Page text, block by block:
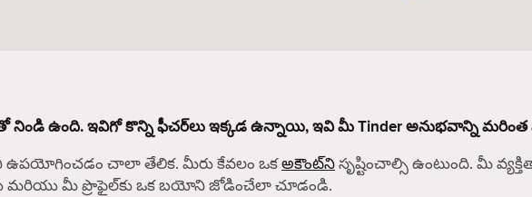
నిండి ఉంది. ఇవిగో కొన్ని ఫీచర్‌లు ఇక్కడ ఉన్నాయి, ఇవి మీ Tinder అనుభవాన్ని
ఉపయోగించడం చాలా తేలిక. మీరు కేవలం ఒకఅకౌంట్‌నిసృష్టించాల్సి ఉంటుంది. మీ
మరియు మీ ప్రొఫైల్‌కు ఒక బయోని జోడించేలా చూడండి.